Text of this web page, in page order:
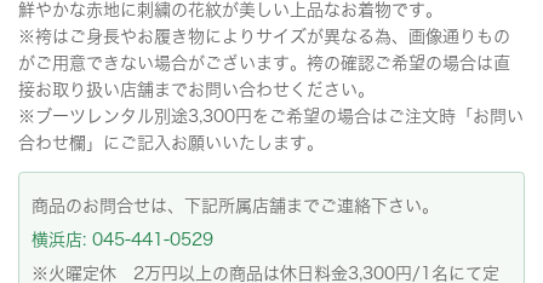
鮮やかな赤地に刺繍の花紋が美しい上品なお着物です。
※袴はご身長やお履き物によりサイズが異なる為、画像通りもの
がご用意できない場合がございます。袴の確認ご希望の場合は直
接お取り扱い店舗までお問い合わせください。
※ブーツレンタル別途3,300円をご希望の場合はご注文時「お問い
合わせ欄」にご記入お願いいたします。
商品のお問合せは、下記所属店舗までご連絡下さい。
横浜店: 045-441-0529
※火曜定休 2万円以上の商品は休日料金3,300円/1名にて定